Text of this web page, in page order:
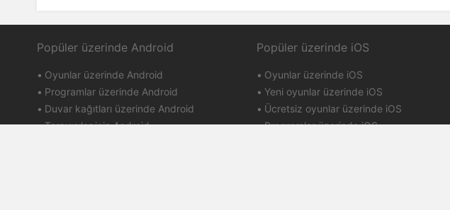
Popüler üzerinde Android
Oyunlar üzerinde Android
Programlar üzerinde Android
Duvar kağıtları üzerinde Android
Tarayıcılar için Android
Popüler üzerinde iOS
Oyunlar üzerinde iOS
Yeni oyunlar üzerinde iOS
Ücretsiz oyunlar üzerinde iOS
Programlar üzerinde iOS